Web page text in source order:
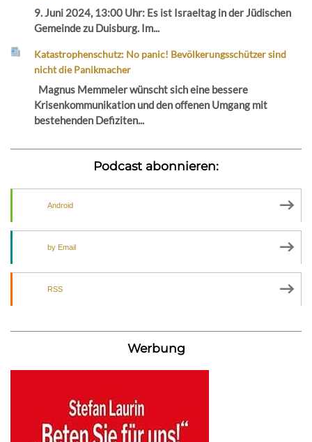
9. Juni 2024, 13:00 Uhr: Es ist Israeltag in der Jüdischen
Gemeinde zu Duisburg. Im...
Katastrophenschutz: No panic! Bevölkerungsschützer sind
nicht die Panikmacher
Magnus Memmeler wünscht sich eine bessere
Krisenkommunikation und den offenen Umgang mit
bestehenden Defiziten...
Podcast abonnieren:
Android
by Email
RSS
Werbung